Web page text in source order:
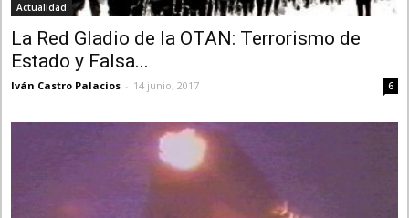
Actualidad
La Red Gladio de la OTAN: Terrorismo de
Estado y Falsa...
Iván Castro Palacios - 14 junio, 2017 6